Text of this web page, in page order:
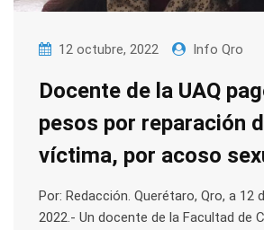
12 octubre, 2022 Info Qro
Docente de la UAQ
pesos por reparación
víctima, por acoso
Por: Redacción. Querétaro, Qro, a 12
2022.- Un docente de la Facultad de